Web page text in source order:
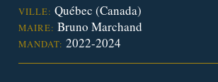
VILLE: Québec (Canada)
MAIRE: Bruno Marchand
MANDAT: 2022-2024